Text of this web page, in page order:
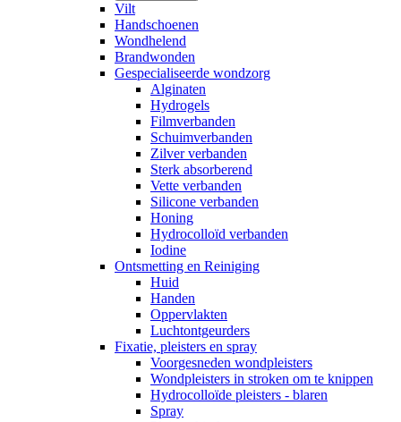
Vilt
Handschoenen
Wondhelend
Brandwonden
Gespecialiseerde wondzorg
Alginaten
Hydrogels
Filmverbanden
Schuimverbanden
Zilver verbanden
Sterk absorberend
Vette verbanden
Silicone verbanden
Honing
Hydrocolloïd verbanden
Iodine
Ontsmetting en Reiniging
Huid
Handen
Oppervlakten
Luchtontgeurders
Fixatie, pleisters en spray
Voorgesneden wondpleisters
Wondpleisters in stroken om te knippen
Hydrocolloïde pleisters - blaren
Spray